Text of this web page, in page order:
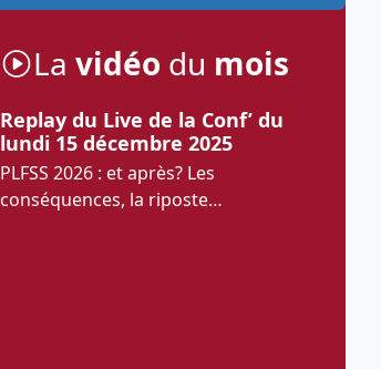
La vidéo du mois
Replay du Live de la Conf’ du
lundi 15 décembre 2025
PLFSS 2026 : et après? Les
conséquences, la riposte…